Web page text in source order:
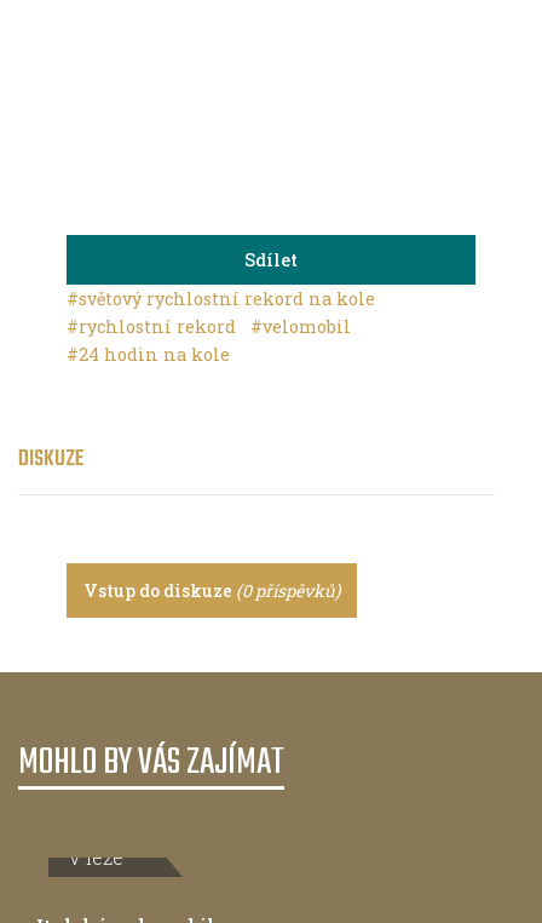
Sdílet
#světový rychlostní rekord na kole
#rychlostní rekord
#velomobil
#24 hodin na kole
DISKUZE
Vstup do diskuze (0 příspěvků)
MOHLO BY VÁS ZAJÍMAT
V leže